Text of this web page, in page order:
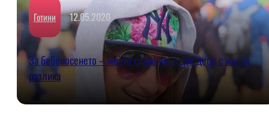
Готини 12.05.2020
За бебеносенето – моето спасение с две деца с малка
разлика